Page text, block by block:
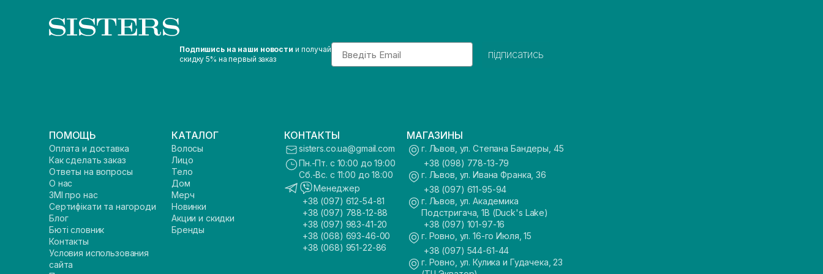
Подпишись на наши новости и получай
скидку 5% на первый заказ
Email
підписатись
ПОМОЩЬ
Оплата и доставка
Как сделать заказ
Ответы на вопросы
О нас
ЗМІ про нас
Сертифікати та нагороди
Блог
Бюті словник
Контакты
Условия использования
сайта
КАТАЛОГ
Волосы
Лицо
Тело
Дом
Мерч
Новинки
Акции и скидки
Бренды
КОНТАКТЫ
sisters.co.ua@gmail.com
Пн.-Пт. с 10:00 до 19:00
Сб.-Вс. с 11:00 до 18:00
Менеджер
+38 (097) 612-54-81
+38 (097) 788-12-88
+38 (097) 983-41-20
+38 (068) 693-46-00
+38 (068) 951-22-86
МАГАЗИНЫ
г. Львов, ул. Степана Бандеры, 45
+38 (098) 778-13-79
г. Львов, ул. Ивана Франка, 36
+38 (097) 611-95-94
г. Львов, ул. Академика
Подстригача, 1В (Duck's Lake)
+38 (097) 101-97-16
г. Ровно, ул. 16-го Июля, 15
+38 (097) 544-61-44
г. Ровно, ул. Кулика и Гудачека, 23